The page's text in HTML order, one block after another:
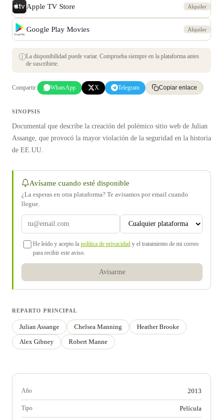
Apple TV Store Alquiler
Google Play Movies Alquiler
La disponibilidad puede variar. Comprueba siempre en la plataforma antes
de suscribirte.
Compartir: WhatsApp X Telegram Copiar enlace
SINOPSIS
Documental que describe la creación del polémico sitio web de Julian
Assange, que provocó la mayor violación de la seguridad en la historia
de EE.UU.
Avísame cuando esté disponible
¿La esperas en otra plataforma? Te avisamos por email cuando
llegue.
He leído y acepto la política de privacidad y el tratamiento de mi correo
para recibir este aviso.
Avisarme
REPARTO PRINCIPAL
Julian Assange Chelsea Manning
Heather Brooke
Alex Gibney
Robert Manne
Año 2013
Tipo Película